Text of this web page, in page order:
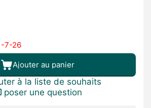
7-26
Ajouter au panier
à la liste de souhaits
poser une question